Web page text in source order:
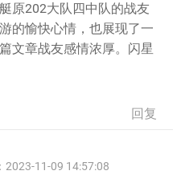
原202大队四中队的战友
的愉快心情，也展现了一
文章战友感情浓厚。闪星
回复
2023-11-09 14:57:08